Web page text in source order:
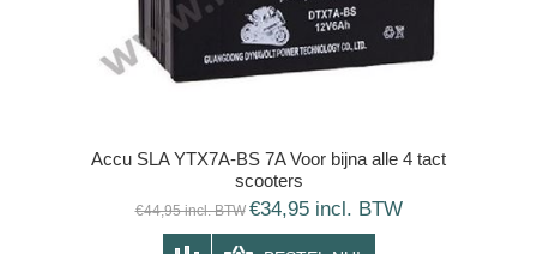
Accu SLA YTX7A-BS 7A Voor bijna alle 4 tact
scooters
€44,95 incl. BTW €34,95 incl. BTW